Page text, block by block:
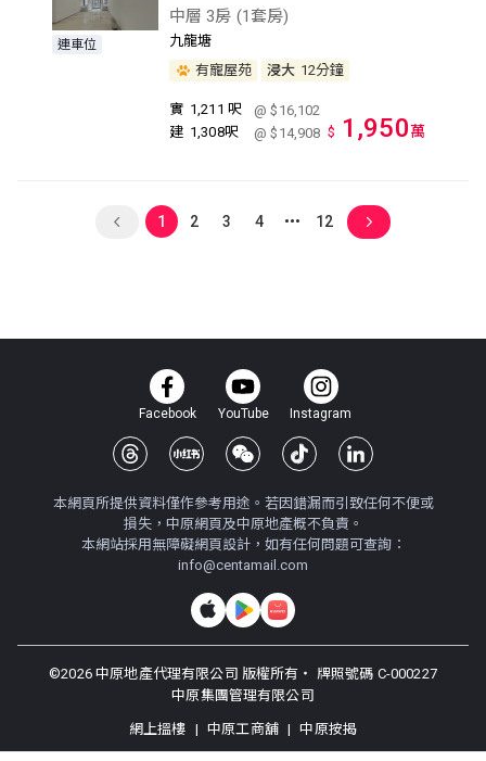
連車位
中層 3房 (1套房)
九龍塘
有寵屋苑
浸大 12分鐘
實 1,211 呎
@ $16,102
建 1,308呎 @ $14,908 $ 1,950萬
1 2 3 4 12
Facebook YouTube Instagram
本網頁所提供資料僅作參考用途。若因錯漏而引致任何不便或
損失，中原網頁及中原地產概不負責。
本網站採用無障礙網頁設計，如有任何問題可查詢：
info@centamail.com
©2026中原地產代理有限公司 版權所有・ 牌照號碼 C-000227
中原集團管理有限公司
網上搵樓 | 中原工商舖 | 中原按揭